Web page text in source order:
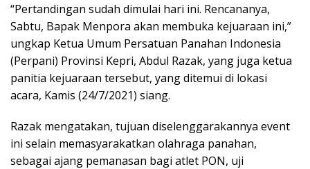
“Pertandingan sudah dimulai hari ini. Rencananya,
Sabtu, Bapak Menpora akan membuka kejuaraan ini,”
ungkap Ketua Umum Persatuan Panahan Indonesia
(Perpani) Provinsi Kepri, Abdul Razak, yang juga ketua
panitia kejuaraan tersebut, yang ditemui di lokasi
acara, Kamis (24/7/2021) siang.
Razak mengatakan, tujuan diselenggarakannya event
ini selain memasyarakatkan olahraga panahan,
sebagai ajang pemanasan bagi atlet PON, uji